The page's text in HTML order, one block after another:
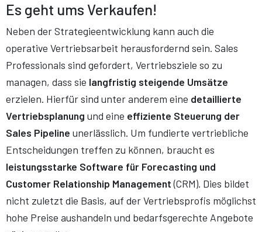
Es geht ums Verkaufen!
Neben der Strategieentwicklung kann auch die
operative Vertriebsarbeit herausfordernd sein. Sales
Professionals sind gefordert, Vertriebsziele so zu
managen, dass sie langfristig steigende Umsätze
erzielen. Hierfür sind unter anderem eine detaillierte
Vertriebsplanung und eine effiziente Steuerung der
Sales Pipeline unerlässlich. Um fundierte vertriebliche
Entscheidungen treffen zu können, braucht es
leistungsstarke Software für Forecasting und
Customer Relationship Management(CRM). Dies bildet
nicht zuletzt die Basis, auf der Vertriebsprofis möglichst
hohe Preise aushandeln und bedarfsgerechte Angebote